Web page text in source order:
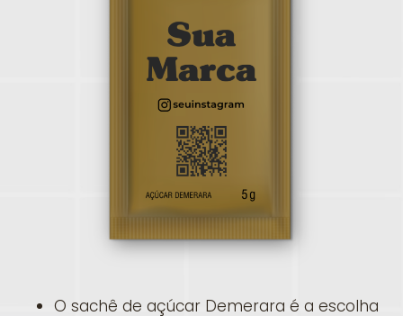
O sachê de açúcar Demerara é a escolha